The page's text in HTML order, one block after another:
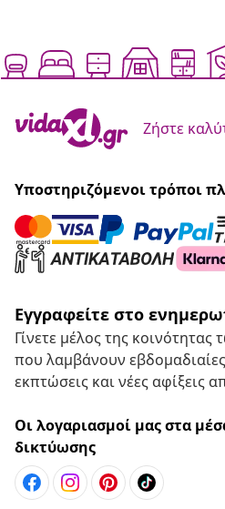
Ζήστε
Υποστηριζόμενοι τρόποι
Εγγραφείτε στο
Γίνετε μέλος της
που λαμβάνουν
εκπτώσεις και νέες αφίξεις
Οι λογαριασμοί μας στα
δικτύωσης